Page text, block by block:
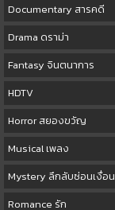
Documentary สารคดี
Drama ดราม่า
Fantasy จินตนาการ
HDTV
Horror สยองขวัญ
Musical เพลง
Mystery ลึกลับซ่อนเงื่อน
Romance รัก